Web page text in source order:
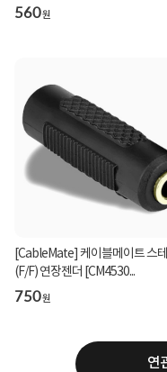
560원
[CableMate] 케이블메이트 스
(F/F) 연장젠더 [CM4530...
750원
연